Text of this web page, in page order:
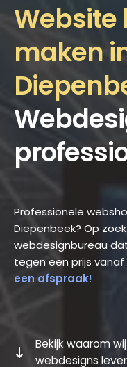
Website
maken
Professionele
Diepenbeek? Op
webdesignbureau
tegen een prijs vanaf
een afspraak!
Bekijk waarom
webdesigns